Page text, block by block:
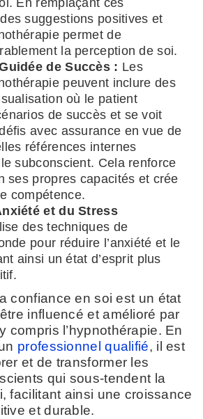
En remplaçant ces
suggestions positives et
permet de
la perception de soi.
de Succès : Les
peuvent inclure des
où le patient
de succès et se voit
avec assurance en vue de
références internes
subconscient. Cela renforce
ses propres capacités et crée
compétence.
et du Stress
des techniques de
pour réduire l’anxiété et le
ainsi un état d’esprit plus
confiance en soi est un état
influencé et amélioré par
compris l’hypnothérapie. En
professionnel qualifié, il est
et de transformer les
qui sous-tendent la
facilitant ainsi une croissance
et durable.